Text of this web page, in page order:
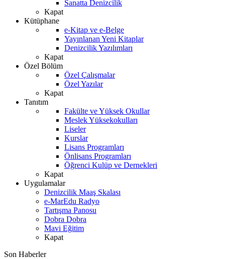
Sanatta Denizcilik
Kapat
Kütüphane
e-Kitap ve e-Belge
Yayınlanan Yeni Kitaplar
Denizcilik Yazılımları
Kapat
Özel Bölüm
Özel Çalışmalar
Özel Yazılar
Kapat
Tanıtım
Fakülte ve Yüksek Okullar
Meslek Yüksekokulları
Liseler
Kurslar
Lisans Programları
Önlisans Programları
Öğrenci Kulüp ve Dernekleri
Kapat
Uygulamalar
Denizcilik Maaş Skalası
e-MarEdu Radyo
Tartışma Panosu
Dobra Dobra
Mavi Eğitim
Kapat
Son Haberler